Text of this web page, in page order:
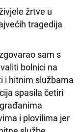
žrtve u
tragedija
sam s
bolnici na
i hitnim službama
spasila četiri
i plovilima jer